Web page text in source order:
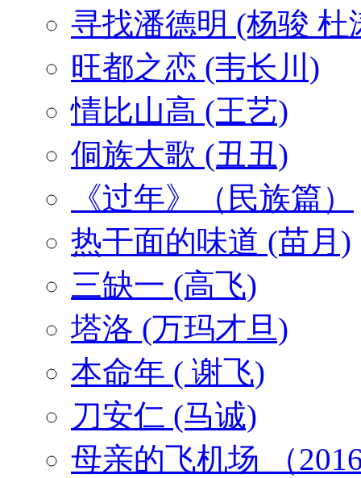
寻找潘德明 (杨骏 杜
旺都之恋 (韦长川)
情比山高 (王艺)
侗族大歌 (丑丑)
《过年》（民族篇）
热干面的味道 (苗月)
三缺一 (高飞)
塔洛 (万玛才旦)
本命年 ( 谢飞)
刀安仁 (马诚)
母亲的飞机场 （